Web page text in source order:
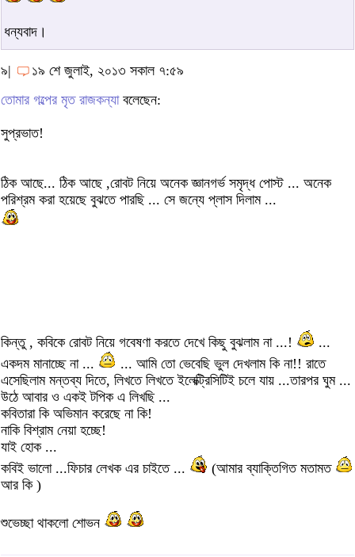
ধন্যবাদ।
৯|
১৯ শে জুলাই, ২০১৩ সকাল ৭:৫৯
তোমার গল্পের মৃত রাজকন্যাবলেছেন:
সুপ্রভাত!
ঠিক আছে... ঠিক আছে ,রোবট নিয়ে অনেক জ্ঞানগর্ভ সমৃদ্ধ পোস্ট ... অনেক
পরিশ্রম করা হয়েছে বুঝতে পারছি ... সে জন্যে প্লাস দিলাম ...
কিন্তু , কবিকে রোবট নিয়ে গবেষণা করতে দেখে কিছু বুঝলাম না ...!
...
একদম মানাচ্ছে না ...
... আমি তো ভেবেছি ভুল দেখলাম কি না!! রাতে
এসেছিলাম মন্তব্য দিতে, লিখতে লিখতে ইলেক্ট্রিসিটিই চলে যায় ...তারপর ঘুম ...
উঠে আবার ও একই টপিক এ লিখছি ...
কবিতারা কি অভিমান করেছে না কি!
নাকি বিশ্রাম নেয়া হচ্ছে!
যাই হোক ...
কবিই ভালো ...ফিচার লেখক এর চাইতে ...
(আমার ব্যাক্তিগিত মতামত
আর কি )
শুভেচ্ছা থাকলো শোভন